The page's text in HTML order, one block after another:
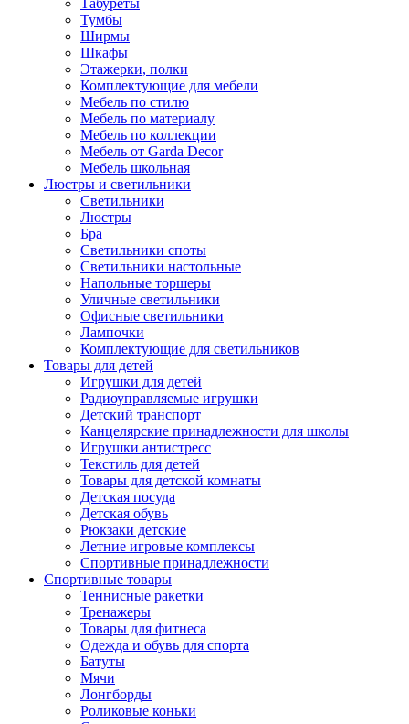
Табуреты
Тумбы
Ширмы
Шкафы
Этажерки, полки
Комплектующие для мебели
Мебель по стилю
Мебель по материалу
Мебель по коллекции
Мебель от Garda Decor
Мебель школьная
Люстры и светильники
Светильники
Люстры
Бра
Светильники споты
Светильники настольные
Напольные торшеры
Уличные светильники
Офисные светильники
Лампочки
Комплектующие для светильников
Товары для детей
Игрушки для детей
Радиоуправляемые игрушки
Детский транспорт
Канцелярские принадлежности для школы
Игрушки антистресс
Текстиль для детей
Товары для детской комнаты
Детская посуда
Детская обувь
Рюкзаки детские
Летние игровые комплексы
Спортивные принадлежности
Спортивные товары
Теннисные ракетки
Тренажеры
Товары для фитнеса
Одежда и обувь для спорта
Батуты
Мячи
Лонгборды
Роликовые коньки